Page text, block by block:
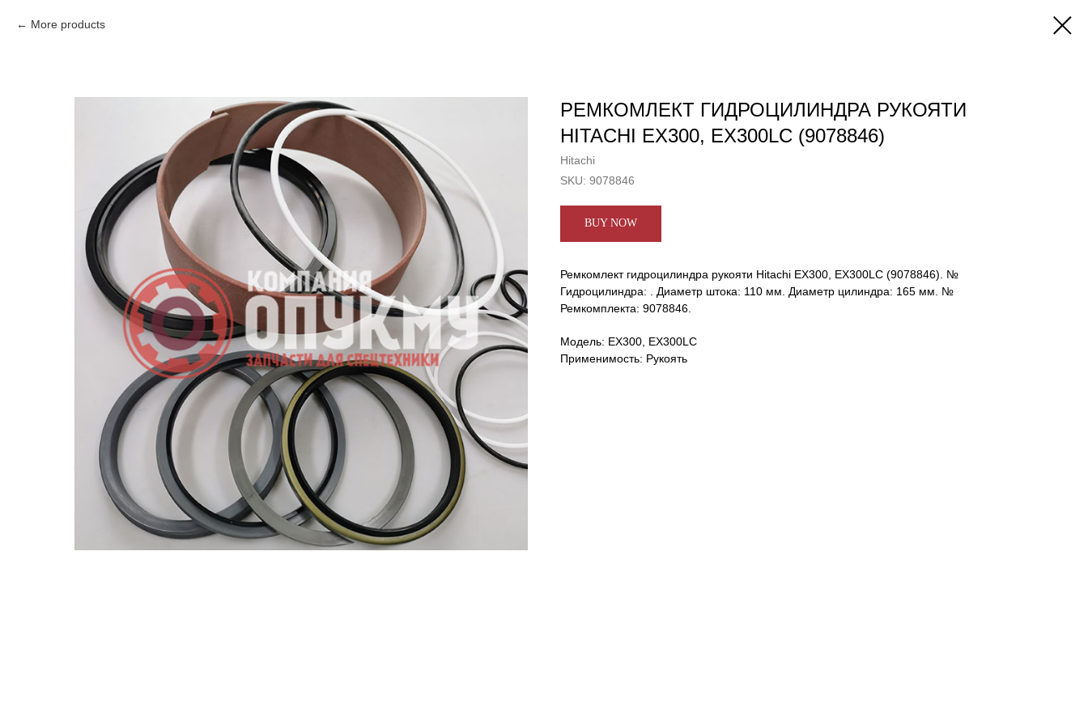
More products
РЕМКОМЛЕКТ ГИДРОЦИЛИНДРА РУКОЯТИ
HITACHI EX300, EX300LC (9078846)
Hitachi
SKU: 9078846
BUY NOW
Ремкомлект гидроцилиндра рукояти Hitachi EX300, EX300LC (9078846). №
Гидроцилиндра: . Диаметр штока: 110 мм. Диаметр цилиндра: 165 мм. №
Ремкомплекта: 9078846.
Модель: EX300, EX300LC
Применимость: Рукоять